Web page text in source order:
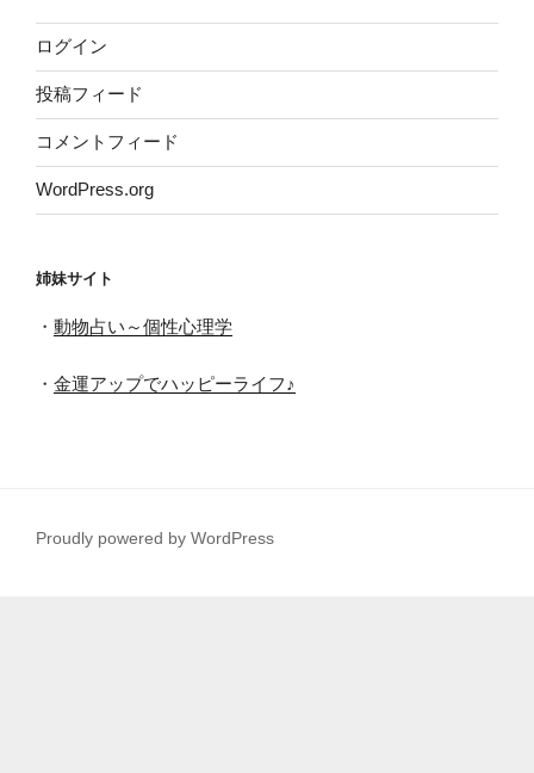
ログイン
投稿フィード
コメントフィード
WordPress.org
姉妹サイト
・ 動物占い～個性心理学
・ 金運アップでハッピーライフ♪
Proudly powered by WordPress